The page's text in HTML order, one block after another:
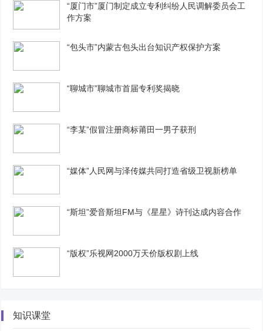
“厦门市”厦门制定成立专利纠纷人民调解委员会工
作方案
“包头市”内蒙古包头出台知识产权保护方案
“聊城市”聊城市首届专利奖揭晓
“李某”假冒注册商标莆田一男子获刑
“媒体”人民网与泽传媒共同打造省级卫视新榜单
“斯坦”爱音斯坦FM与《星星》诗刊达成内容合作
“版权”乐视网2000万天价版权剧上线
知识课堂